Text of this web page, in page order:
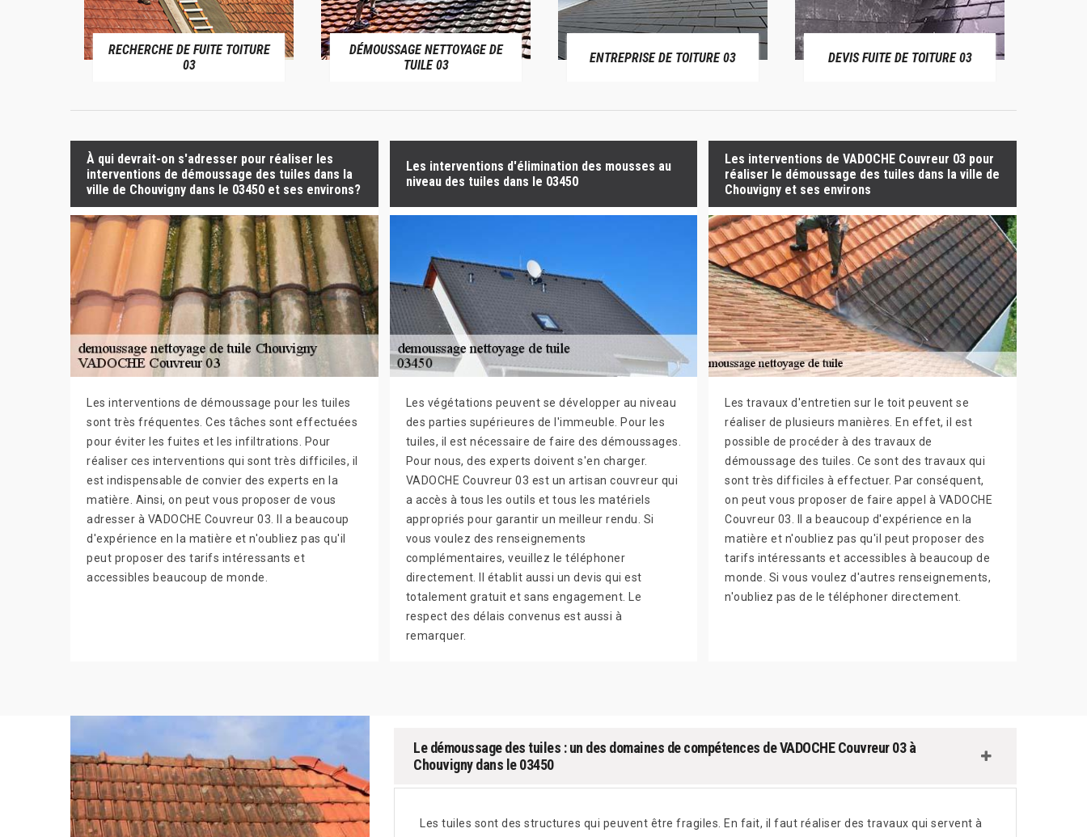
RECHERCHE DE FUITE TOITURE
03
DÉMOUSSAGE NETTOYAGE DE
TUILE 03
ENTREPRISE DE TOITURE 03 DEVIS FUITE DE TOITURE 03
À qui devrait-on s'adresser pour réaliser les
interventions de démoussage des tuiles dans la
ville de Chouvigny dans le 03450 et ses environs?
Les interventions de démoussage pour les tuiles
sont très fréquentes. Ces tâches sont effectuées
pour éviter les fuites et les infiltrations. Pour
réaliser ces interventions qui sont très difficiles, il
est indispensable de convier des experts en la
matière. Ainsi, on peut vous proposer de vous
adresser à VADOCHE Couvreur 03. Il a beaucoup
d'expérience en la matière et n'oubliez pas qu'il
peut proposer des tarifs intéressants et
accessibles beaucoup de monde.
Les interventions d'élimination des mousses au
niveau des tuiles dans le 03450
Les végétations peuvent se développer au niveau
des parties supérieures de l'immeuble. Pour les
tuiles, il est nécessaire de faire des démoussages.
Pour nous, des experts doivent s'en charger.
VADOCHE Couvreur 03 est un artisan couvreur qui
a accès à tous les outils et tous les matériels
appropriés pour garantir un meilleur rendu. Si
vous voulez des renseignements
complémentaires, veuillez le téléphoner
directement. Il établit aussi un devis qui est
totalement gratuit et sans engagement. Le
respect des délais convenus est aussi à
remarquer.
Les interventions de VADOCHE Couvreur 03 pour
réaliser le démoussage des tuiles dans la ville de
Chouvigny et ses environs
Les travaux d'entretien sur le toit peuvent se
réaliser de plusieurs manières. En effet, il est
possible de procéder à des travaux de
démoussage des tuiles. Ce sont des travaux qui
sont très difficiles à effectuer. Par conséquent,
on peut vous proposer de faire appel à VADOCHE
Couvreur 03. Il a beaucoup d'expérience en la
matière et n'oubliez pas qu'il peut proposer des
tarifs intéressants et accessibles à beaucoup de
monde. Si vous voulez d'autres renseignements,
n'oubliez pas de le téléphoner directement.
Le démoussage des tuiles : un des domaines de compétences de VADOCHE Couvreur 03 à
Chouvigny dans le 03450
Les tuiles sont des structures qui peuvent être fragiles. En fait, il faut réaliser des travaux qui servent à